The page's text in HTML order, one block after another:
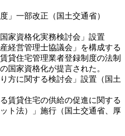
」一部改正（国土交通省）
家資格化実務検討会」設置
経営管理士協議会」を構成する
貸住宅管理業者登録制度の法制
国家資格化が提言された。
方に関する検討会」設置（国土
賃貸住宅の供給の促進に関する
ト法）」施行（国土交通省、厚